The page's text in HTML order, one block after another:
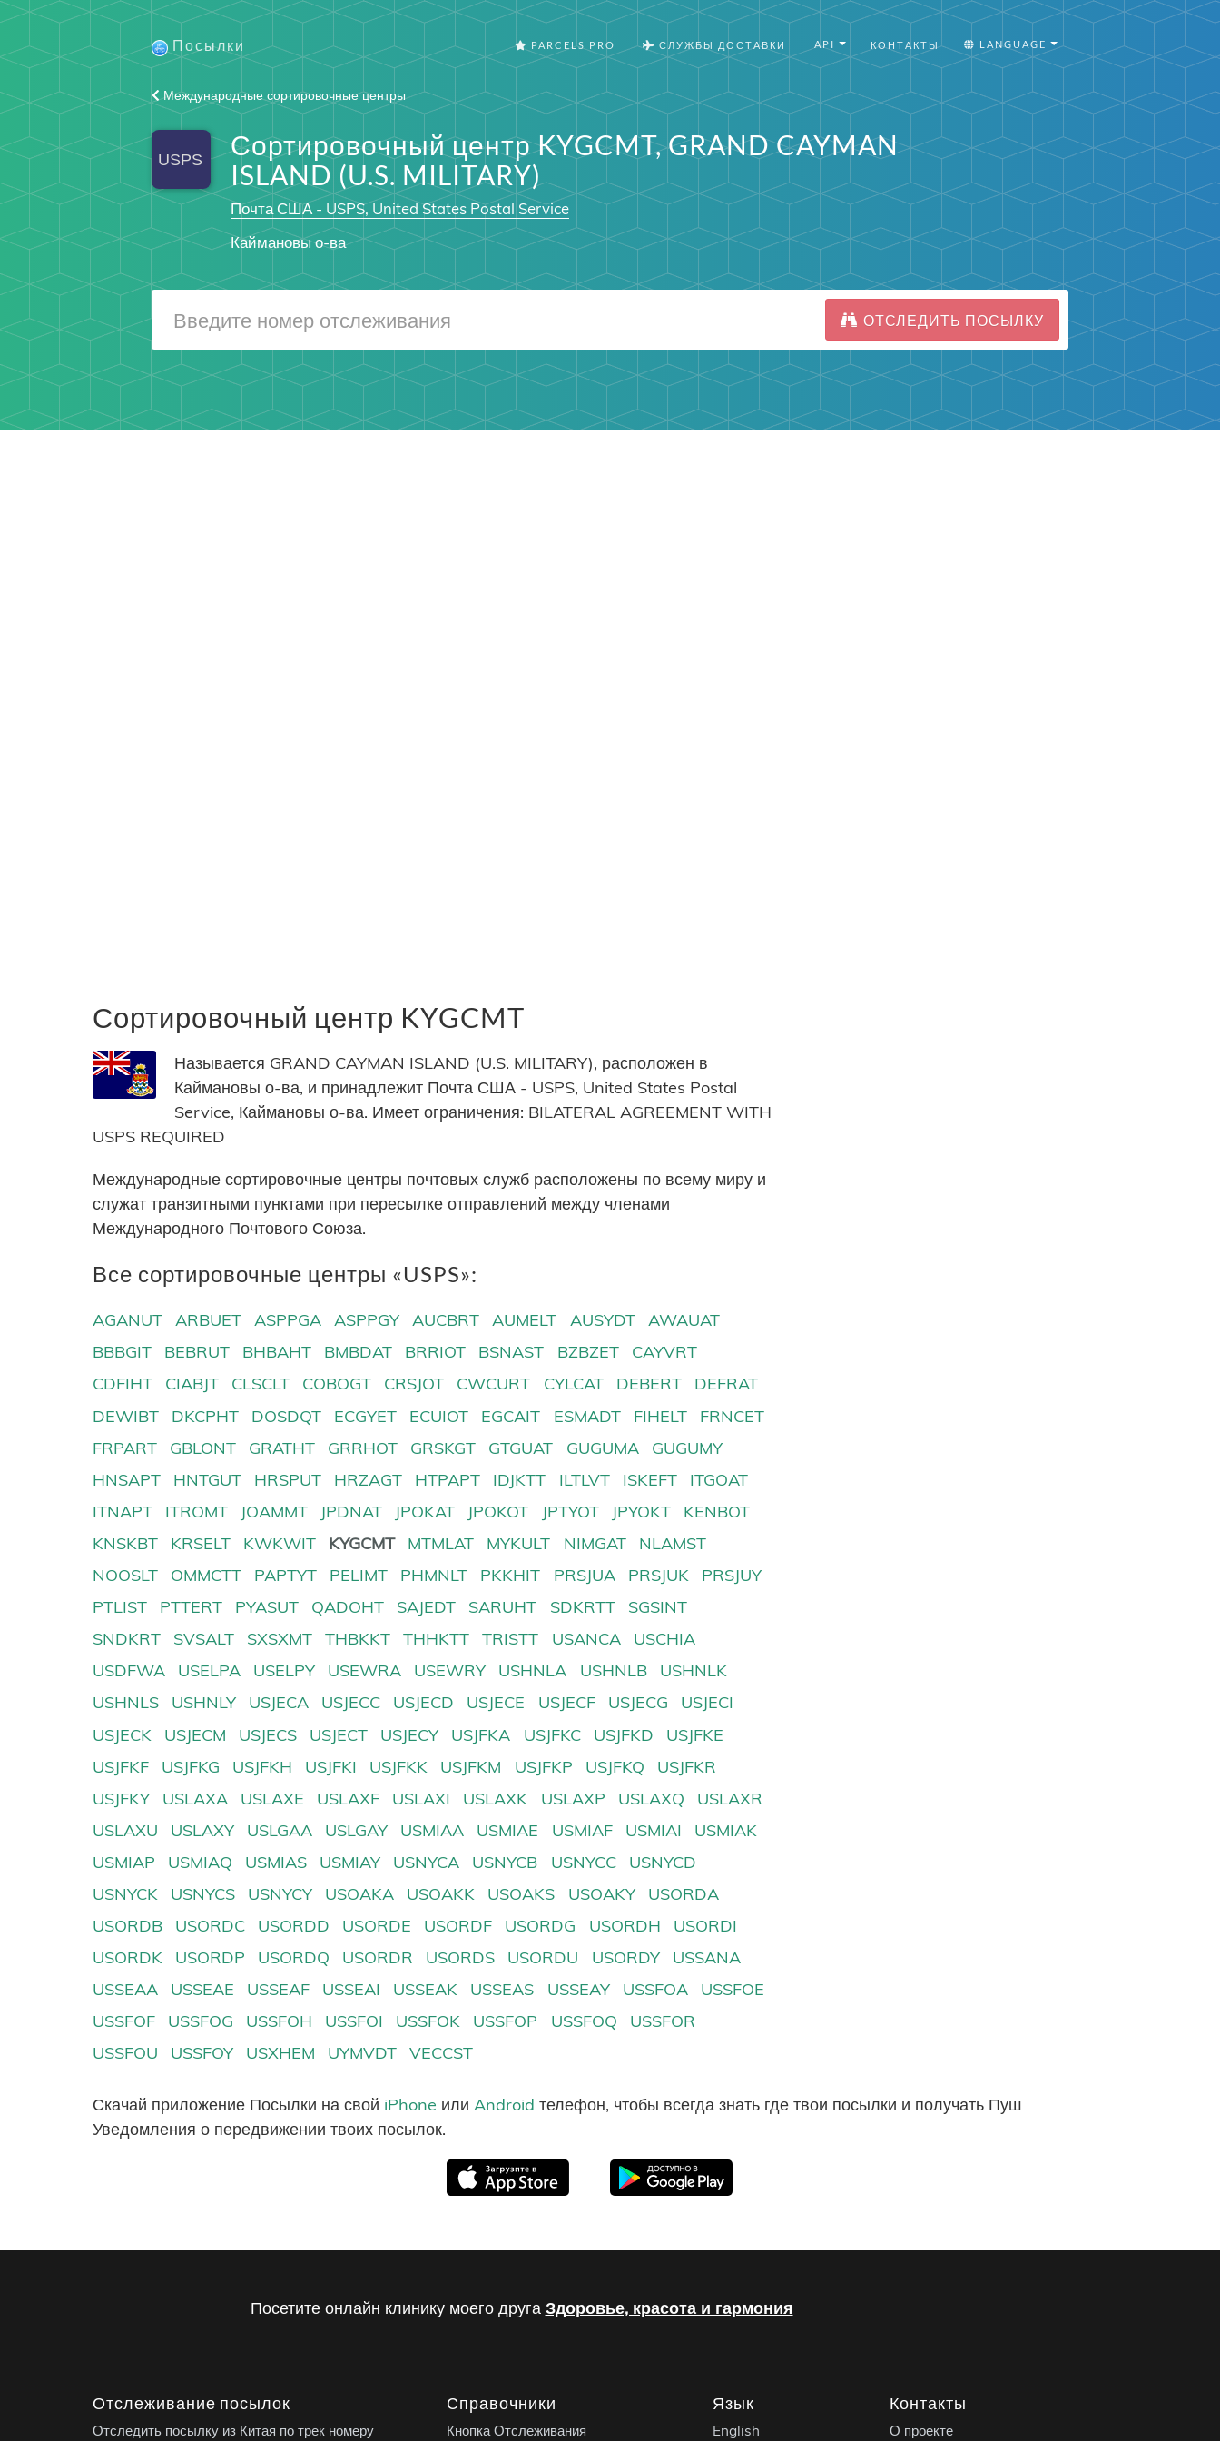
Посылки PARCELS PRO СЛУЖБЫ ДОСТАВКИ API КОНТАКТЫ LANGUAGE
Международные сортировочные центры
Сортировочный центр KYGCMT, GRAND CAYMAN
ISLAND (U.S. MILITARY)
Почта США - USPS, United States Postal Service
Каймановы о-ва
ОТСЛЕДИТЬ ПОСЫЛКУ
Сортировочный центр KYGCMT
Называется GRAND CAYMAN ISLAND (U.S. MILITARY), расположен в
Каймановы о-ва, и принадлежит Почта США - USPS, United States Postal
Service, Каймановы о-ва. Имеет ограничения: BILATERAL AGREEMENT WITH
USPS REQUIRED
Международные сортировочные центры почтовых служб расположены по всему миру и
служат транзитными пунктами при пересылке отправлений между членами
Международного Почтового Союза.
Все сортировочные центры «USPS»:
AGANUT ARBUET ASPPGA ASPPGY AUCBRT AUMELT AUSYDT
AWAUAT
BBBGIT
BEBRUT BHBAHT BMBDAT BRRIOT BSNAST BZBZET
CAYVRT
CDFIHT
CIABJT CLSCLT COBOGT CRSJOT CWCURT CYLCAT DEBERT
DEFRAT
DEWIBT
DKCPHT DOSDQT ECGYET ECUIOT EGCAIT ESMADT FIHELT
FRNCET
FRPART
GBLONT GRATHT GRRHOT GRSKGT GTGUAT GUGUMA
GUGUMY
HNSAPT
HNTGUT HRSPUT HRZAGT HTPAPT IDJKTT ILTLVT ISKEFT
ITGOAT
ITNAPT
ITROMT JOAMMT JPDNAT JPOKAT JPOKOT JPTYOT JPYOKT
KENBOT
KNSKBT
KRSELT KWKWIT KYGCMT MTMLAT MYKULT NIMGAT
NLAMST
NOOSLT
OMMCTT PAPTYT PELIMT PHMNLT PKKHIT PRSJUA PRSJUK
PRSJUY
PTLIST
PTTERT PYASUT QADOHT SAJEDT SARUHT SDKRTT
SGSINT
SNDKRT
SVSALT SXSXMT THBKKT THHKTT TRISTT USANCA
USCHIA
USDFWA
USELPA USELPY USEWRA USEWRY USHNLA USHNLB
USHNLK
USHNLS
USHNLY USJECA USJECC USJECD USJECE USJECF USJECG
USJECI
USJECK
USJECM USJECS USJECT USJECY USJFKA USJFKC USJFKD
USJFKE
USJFKF
USJFKG USJFKH USJFKI USJFKK USJFKM USJFKP USJFKQ
USJFKR
USJFKY
USLAXA USLAXE USLAXF USLAXI USLAXK USLAXP USLAXQ
USLAXR
USLAXU
USLAXY USLGAA USLGAY USMIAA USMIAE USMIAF USMIAI
USMIAK
USMIAP
USMIAQ USMIAS USMIAY USNYCA USNYCB USNYCC
USNYCD
USNYCK
USNYCS USNYCY USOAKA USOAKK USOAKS USOAKY
USORDA
USORDB
USORDC USORDD USORDE USORDF USORDG USORDH
USORDI
USORDK
USORDP USORDQ USORDR USORDS USORDU USORDY
USSANA
USSEAA
USSEAE USSEAF USSEAI USSEAK USSEAS USSEAY USSFOA
USSFOE
USSFOF
USSFOG USSFOH USSFOI USSFOK USSFOP USSFOQ
USSFOR
USSFOU
USSFOY USXHEM UYMVDT VECCST
Скачай приложение Посылки на свой iPhone или Android телефон, чтобы всегда знать где твои посылки и получать Пуш
Уведомления о передвижении твоих посылок.
Посетите онлайн клинику моего друга Здоровье, красота и гармония
Отслеживание посылок
Отследить посылку из Китая по трек номеру
Справочники
Кнопка Отслеживания
Язык
English
Контакты
О проекте